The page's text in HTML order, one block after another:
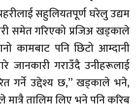
सहुलियतपूर्ण घरेलु उद्यम
समेत गरिएको प्रजिअ खड्काले
कामबाट पनि छिटो आम्दानी
जानकारी गराउँदै उनीहरूलाई
गर्ने उद्देश्य छ,” खड्काले भने,
तालिम लिए भने पनि करिब